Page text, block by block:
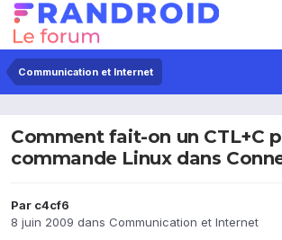
Communication et Internet
Comment fait-on un CTL+C
commande Linux dans
Par c4cf6
8 juin 2009 dans Communication et Internet